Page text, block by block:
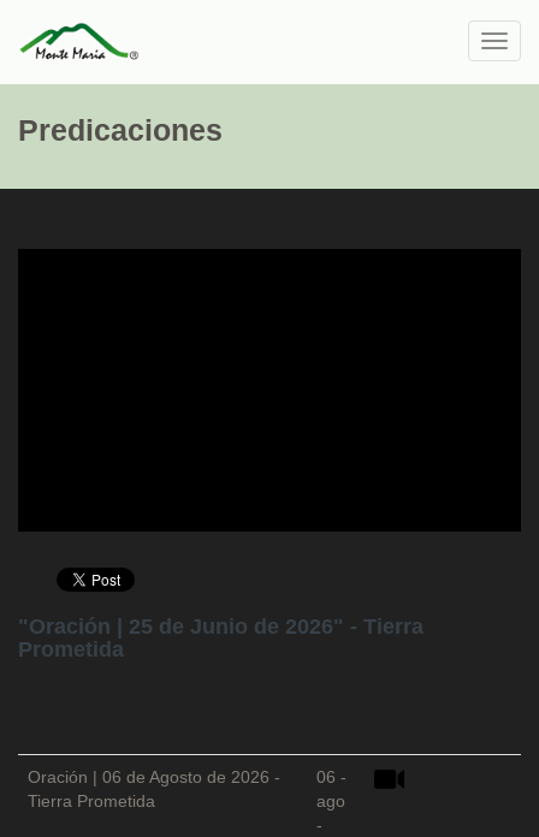
Predicaciones
"Oración | 25 de Junio de 2026" - Tierra
Prometida
Oración | 06 de Agosto de 2026 -
Tierra Prometida
06 -
ago
-